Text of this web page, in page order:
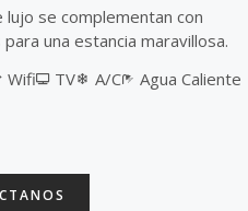
se complementan con
una estancia maravillosa.
Wifi TV A/C Agua Caliente